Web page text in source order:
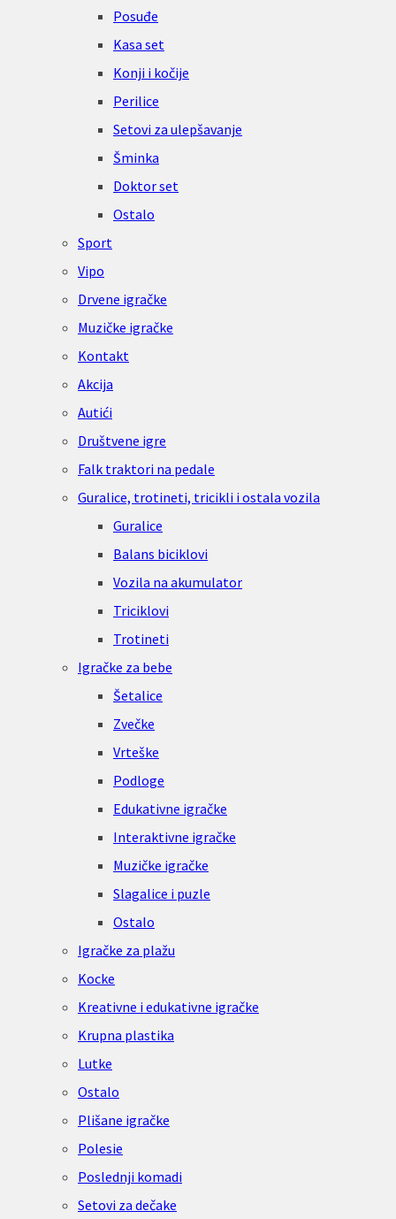
Posuđe
Kasa set
Konji i kočije
Perilice
Setovi za ulepšavanje
Šminka
Doktor set
Ostalo
Sport
Vipo
Drvene igračke
Muzičke igračke
Kontakt
Akcija
Autići
Društvene igre
Falk traktori na pedale
Guralice, trotineti, tricikli i ostala vozila
Guralice
Balans biciklovi
Vozila na akumulator
Triciklovi
Trotineti
Igračke za bebe
Šetalice
Zvečke
Vrteške
Podloge
Edukativne igračke
Interaktivne igračke
Muzičke igračke
Slagalice i puzle
Ostalo
Igračke za plažu
Kocke
Kreativne i edukativne igračke
Krupna plastika
Lutke
Ostalo
Plišane igračke
Polesie
Poslednji komadi
Setovi za dečake